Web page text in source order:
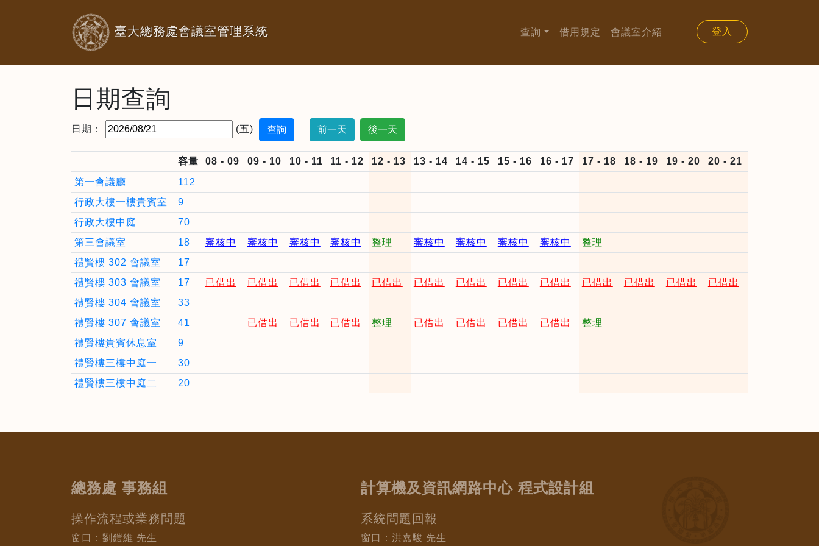
臺大總務處會議室管理系統 查詢 借用規定 會議室介紹 登入
日期查詢
日期： (五) 前一天 後一天
容量 08 - 09 09 - 10 10 - 11 11 - 12 12 - 13 13 - 14 14 - 15 15 - 16 16 - 17 17 - 18 18 - 19 19 - 20
20 - 21
第一會議廳
112
行政大樓一樓貴賓室
9
行政大樓中庭
70
第三會議室
18 審核中 審核中 審核中 審核中 整理 審核中 審核中 審核中 審核中
整理
禮賢樓 302 會議室
17
禮賢樓 303 會議室
17 已借出 已借出 已借出 已借出 已借出 已借出 已借出 已借出 已借出 已借出 已借出 已借出
已借出
禮賢樓 304 會議室
33
禮賢樓 307 會議室
41 已借出 已借出 已借出 整理 已借出 已借出 已借出 已借出
整理
禮賢樓貴賓休息室
9
禮賢樓三樓中庭一
30
禮賢樓三樓中庭二
20
總務處 事務組
操作流程或業務問題
窗口：劉鎧維 先生
計算機及資訊網路中心 程式設計組
系統問題回報
窗口：洪嘉駿 先生